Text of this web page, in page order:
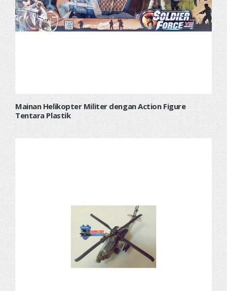
Mainan Helikopter Militer dengan Action Figure
Tentara Plastik